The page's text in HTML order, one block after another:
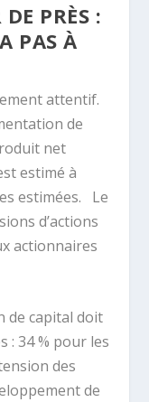
PRÈS :
PAS À
attentif.
de
net
estimé à
estimées.
Le
d’actions
actionnaires
de capital doit
: 34 % pour les
des
de